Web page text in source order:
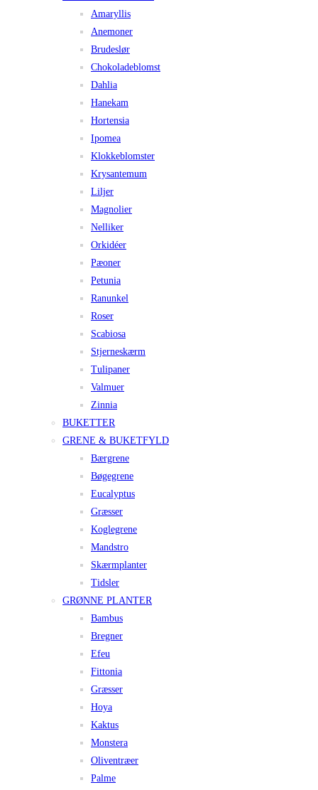
Amaryllis
Anemoner
Brudeslør
Chokoladeblomst
Dahlia
Hanekam
Hortensia
Ipomea
Klokkeblomster
Krysantemum
Liljer
Magnolier
Nelliker
Orkidéer
Pæoner
Petunia
Ranunkel
Roser
Scabiosa
Stjerneskærm
Tulipaner
Valmuer
Zinnia
BUKETTER
GRENE & BUKETFYLD
Bærgrene
Bøgegrene
Eucalyptus
Græsser
Koglegrene
Mandstro
Skærmplanter
Tidsler
GRØNNE PLANTER
Bambus
Bregner
Efeu
Fittonia
Græsser
Hoya
Kaktus
Monstera
Oliventræer
Palme